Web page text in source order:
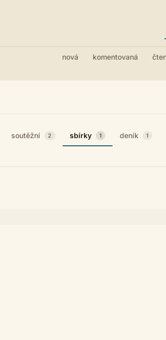
nová komentovaná
soutěžní 2 sbírky 1 deník 1